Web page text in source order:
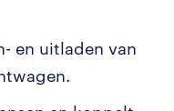
en uitladen van